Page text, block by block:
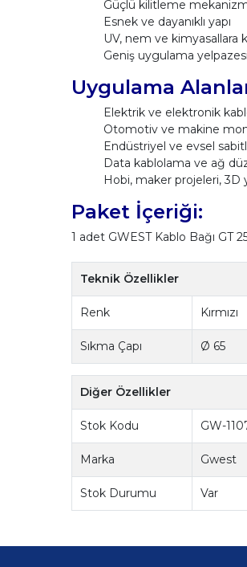
Güçlü kilitleme
Esnek ve dayanıklı yapı
UV, nem ve kimyasallara
Geniş uygulama
Uygulama
Elektrik ve elektronik
Otomotiv ve makine
Endüstriyel ve evsel
Data kablolama ve ağ
Hobi, maker projeleri, 3D
Paket İçeriği:
1 adet GWEST Kablo Bağı GT
Teknik Özellikler
Renk Kırmızı
Sıkma Çapı Ø 65
Diğer Özellikler
Stok Kodu GW-
Marka Gwest
Stok Durumu Var